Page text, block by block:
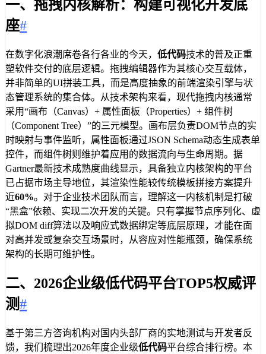
一、拖拽内核解析：构建可视化开发底
座#
在数字化浪潮席卷各行各业的今天， 低代码技术的普及正重
塑软件交付的底层逻辑。拖拽编辑器作为其核心交互载体，
并非简单的UI拼装工具，而是高度抽象的前端渲染引擎与状
态管理系统的集合体。从技术架构来看，现代拖拽内核通常
采用“画布（Canvas）+ 属性面板（Properties）+ 组件树
（Component Tree）”的三元模型。画布层负责DOM节点的实
时映射与事件监听，属性面板通过JSON Schema动态生成表单
控件，而组件树则维护着应用的数据流向与生命周期。据
Gartner最新技术成熟度曲线显示，具备独立内核架构的平台
已占据市场主导地位，其渲染性能较传统模板拼接方案提升
近60%。对于企业技术团队而言，理解这一内核机制是打破
“黑盒”依赖、实现二次开发的关键。只有掌握节点序列化、虚
拟DOM diff算法以及响应式数据绑定等底层原理，才能在面
对高并发或复杂交互场景时，从容应对性能瓶颈，确保系统
架构的长期可维护性。
二、2026企业级低代码平台TOP5权威评
测#
基于第三方咨询机构对国内头部厂商的实地测试与开发者反
馈，我们梳理出2026年度企业级低代码平台综合排行榜。本